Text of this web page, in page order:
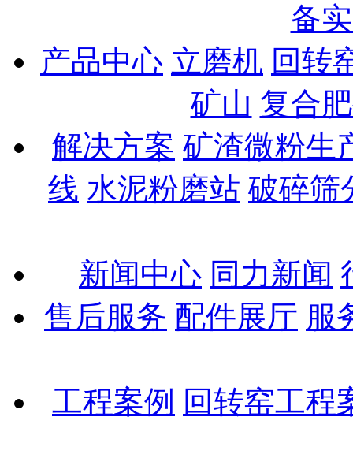
备
产品中心 立磨机 回转
矿山 复合
解决方案 矿渣微粉生
线 水泥粉磨站 破碎筛
新闻中心 同力新闻
售后服务 配件展厅 服
工程案例 回转窑工程